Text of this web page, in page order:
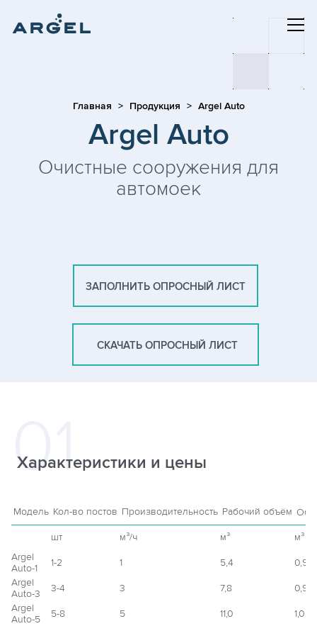
Главная Продукция Argel Auto
Argel Auto
Очистные сооружения для
автомоек
ЗАПОЛНИТЬ ОПРОСНЫЙ ЛИСТ
СКАЧАТЬ ОПРОСНЫЙ ЛИСТ
Характеристики и цены
Модель Кол-во постов Производительность Рабочий объём
шт м³/ч м³
м³
Argel
Auto-1
1-2 1 5,4
0,9
Argel
Auto-3
3-4 3 7,8
0,9
Argel
Auto-5
5-8 5 11,0
1,05